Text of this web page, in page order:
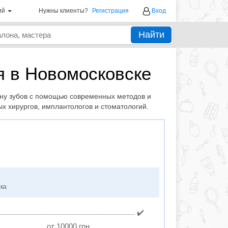
Нужны клиенты? Регистрация Вход
Найти
в Новомосковске
зубов с помощью современных методов и
имплантологов и стоматологий.
✔️
от 10000 грн.